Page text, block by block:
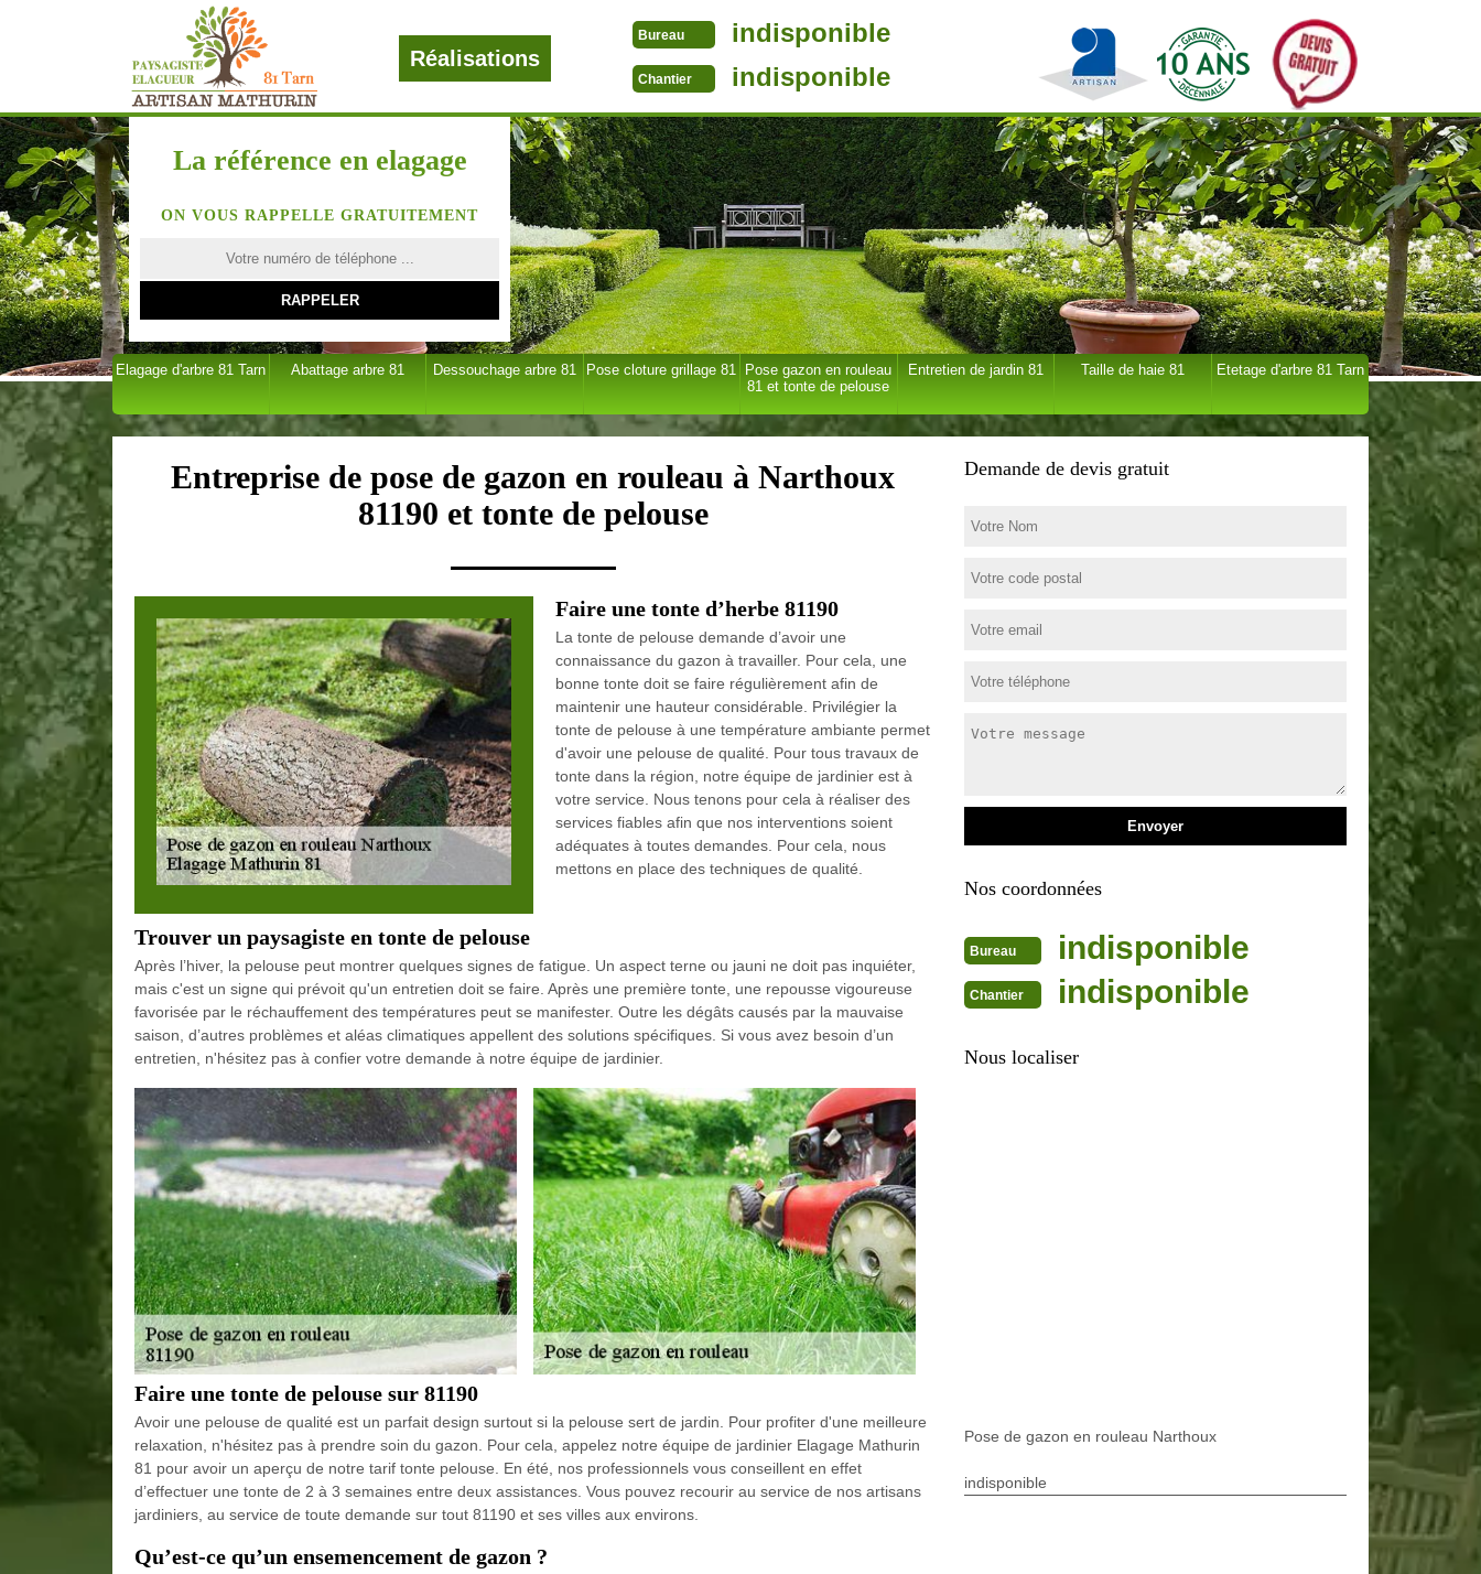
Réalisations
Bureau indisponible
Chantier indisponible
La référence en elagage
ON VOUS RAPPELLE GRATUITEMENT
Elagage d'arbre 81 Tarn Abattage arbre 81 Dessouchage arbre 81 Pose cloture grillage 81
Pose gazon en rouleau
81 et tonte de pelouse
Entretien de jardin 81 Taille de haie 81 Etetage d'arbre 81 Tarn
Entreprise de pose de gazon en rouleau à Narthoux
81190 et tonte de pelouse
Faire une tonte d’herbe 81190
La tonte de pelouse demande d’avoir une
connaissance du gazon à travailler. Pour cela, une
bonne tonte doit se faire régulièrement afin de
maintenir une hauteur considérable. Privilégier la
tonte de pelouse à une température ambiante permet
d'avoir une pelouse de qualité. Pour tous travaux de
tonte dans la région, notre équipe de jardinier est à
votre service. Nous tenons pour cela à réaliser des
services fiables afin que nos interventions soient
adéquates à toutes demandes. Pour cela, nous
mettons en place des techniques de qualité.
Trouver un paysagiste en tonte de pelouse
Après l’hiver, la pelouse peut montrer quelques signes de fatigue. Un aspect terne ou jauni ne doit pas inquiéter,
mais c'est un signe qui prévoit qu'un entretien doit se faire. Après une première tonte, une repousse vigoureuse
favorisée par le réchauffement des températures peut se manifester. Outre les dégâts causés par la mauvaise
saison, d’autres problèmes et aléas climatiques appellent des solutions spécifiques. Si vous avez besoin d’un
entretien, n'hésitez pas à confier votre demande à notre équipe de jardinier.
Faire une tonte de pelouse sur 81190
Avoir une pelouse de qualité est un parfait design surtout si la pelouse sert de jardin. Pour profiter d'une meilleure
relaxation, n'hésitez pas à prendre soin du gazon. Pour cela, appelez notre équipe de jardinier Elagage Mathurin
81 pour avoir un aperçu de notre tarif tonte pelouse. En été, nos professionnels vous conseillent en effet
d’effectuer une tonte de 2 à 3 semaines entre deux assistances. Vous pouvez recourir au service de nos artisans
jardiniers, au service de toute demande sur tout 81190 et ses villes aux environs.
Qu’est-ce qu’un ensemencement de gazon ?
Demande de devis gratuit
Nos coordonnées
Bureau indisponible
Chantier indisponible
Nous localiser
Pose de gazon en rouleau Narthoux
indisponible